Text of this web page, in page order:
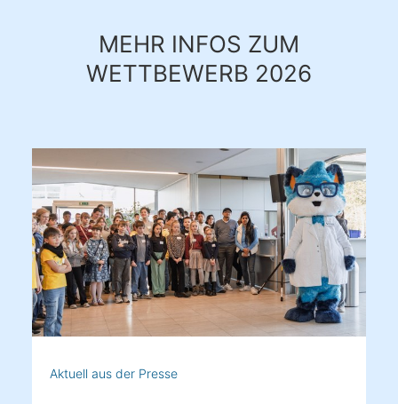
MEHR INFOS ZUM
WETTBEWERB 2026
Aktuell aus der Presse